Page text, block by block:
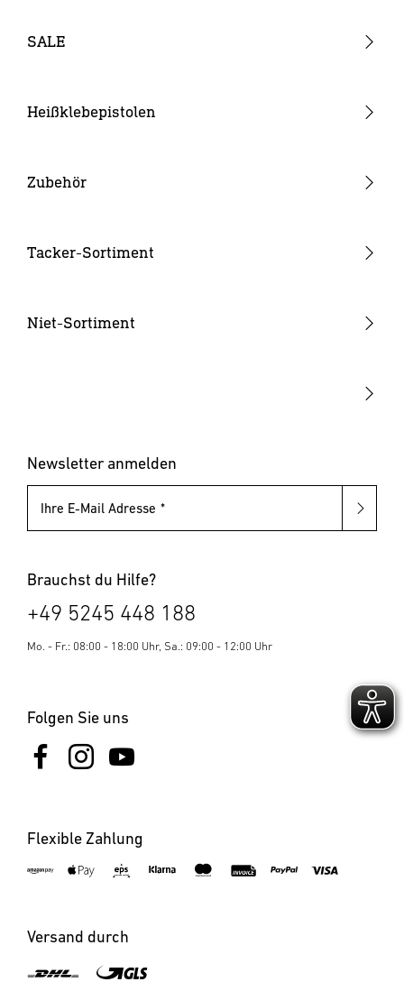
Verbrauchsmaterial
Sonstiges Zubehör
SALE
Heißklebepistolen
Heißklebepistolen
Zubehör
Düsen
Tacker-Sortiment
Hammertacker
Niet-Sortiment
Blindnietmuttern
Newsletter anmelden
Ihre E-Mail Adresse
Brauchst du Hilfe?
+49 5245 448 188
Mo. - Fr.: 08:00 - 18:00 Uhr, Sa.: 09:00 - 12:00 Uhr
Folgen Sie uns
Flexible Zahlung
Versand durch